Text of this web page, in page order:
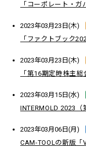
「コーポレート・
2023年03月23日(木)
「ファクトブック
2023年03月23日(木)
「第16期定時株主
2023年03月15日(水)
INTERMOLD 2023（
2023年03月06日(月)
CAM-TOOLの新版「